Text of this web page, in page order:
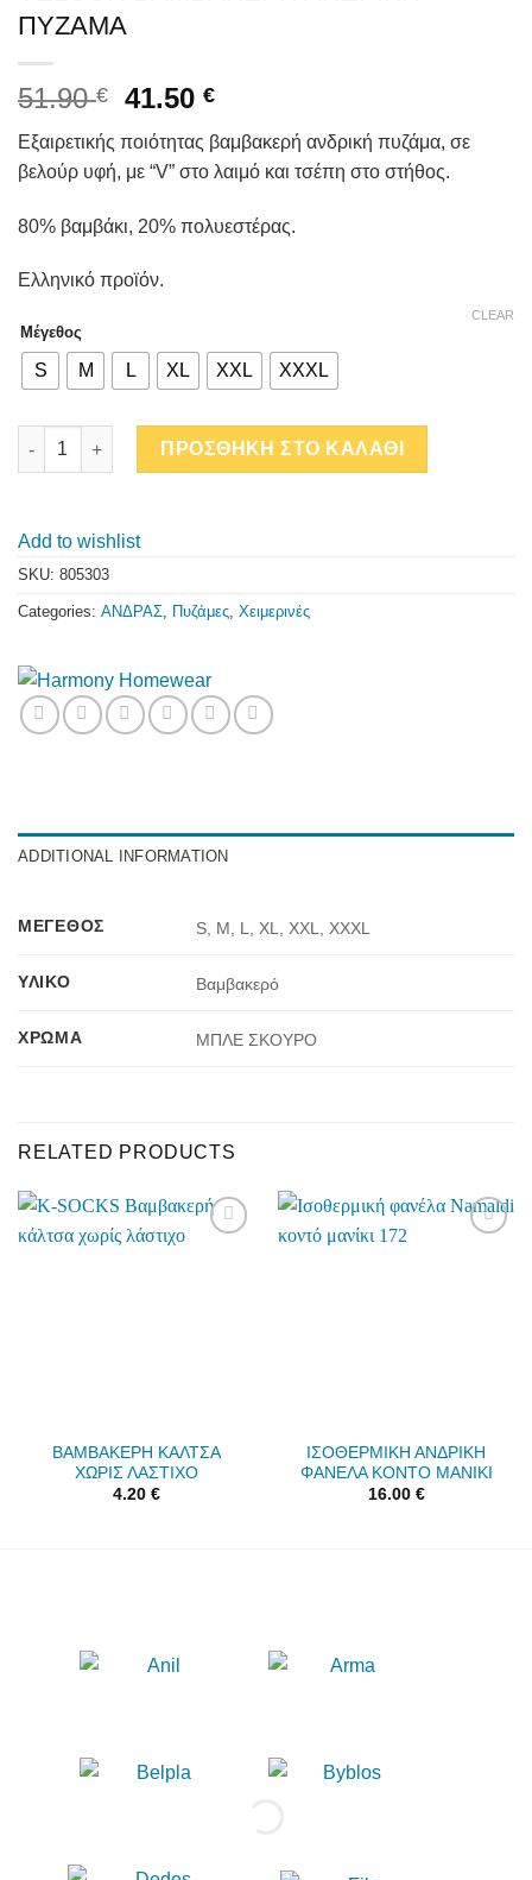
ΠΥΖΑΜΑ
51.90€ 41.50€
Εξαιρετικής ποιότητας βαμβακερή ανδρική πυζάμα, σε
βελούρ υφή, με “V” στο λαιμό και τσέπη στο στήθος.
80% βαμβάκι, 20% πολυεστέρας.
Ελληνικό προϊόν.
Μέγεθος
S M L XL XXL XXXL
CLEAR
VELOUR ΒΑΜΒΑΚΕΡΗ ΑΝΔΡΙΚΗ ΠΥΖΑΜΑ quantity
ΠΡΟΣΘΗΚΗ ΣΤΟ ΚΑΛΑΘΙ
Add to wishlist
SKU: 805303
Categories: ΑΝΔΡΑΣ, Πυζάμες, Χειμερινές
ADDITIONAL INFORMATION
ΜΈΓΕΘΟΣ S, M, L, XL, XXL, XXXL
ΥΛΙΚΌ Βαμβακερό
ΧΡΏΜΑ ΜΠΛΕ ΣΚΟΥΡΟ
RELATED PRODUCTS
ΒΑΜΒΑΚΕΡΗ ΚΑΛΤΣΑ
ΧΩΡΙΣ ΛΑΣΤΙΧΟ
4.20 €
ΙΣΟΘΕΡΜΙΚΗ ΑΝΔΡΙΚΗ
ΦΑΝΕΛΑ ΚΟΝΤΟ ΜΑΝΙΚΙ
16.00 €